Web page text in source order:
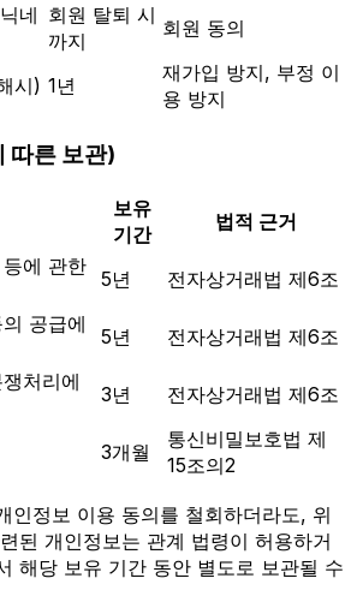
네 회원 탈퇴 시
까지
회원 동의
시) 1년
재가입 방지, 부정 이
용 방지
따른 보관)
보유
기간
법적 근거
에 관한
5년
전자상거래법 제6조
공급에
5년
전자상거래법 제6조
처리에
3년 전자상거래법 제6조
3개월
통신비밀보호법 제
15조의2
인정보 이용 동의를 철회하더라도, 위
된 개인정보는 관계 법령이 허용하거
해당 보유 기간 동안 별도로 보관될 수